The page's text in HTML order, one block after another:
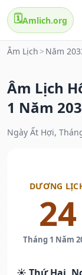
🗓️Amlich.org
Âm Lịch > Năm
Âm Lịch
1 Năm
Ngày Ất Hợi,
DƯƠNG
24
Tháng 1 Năm